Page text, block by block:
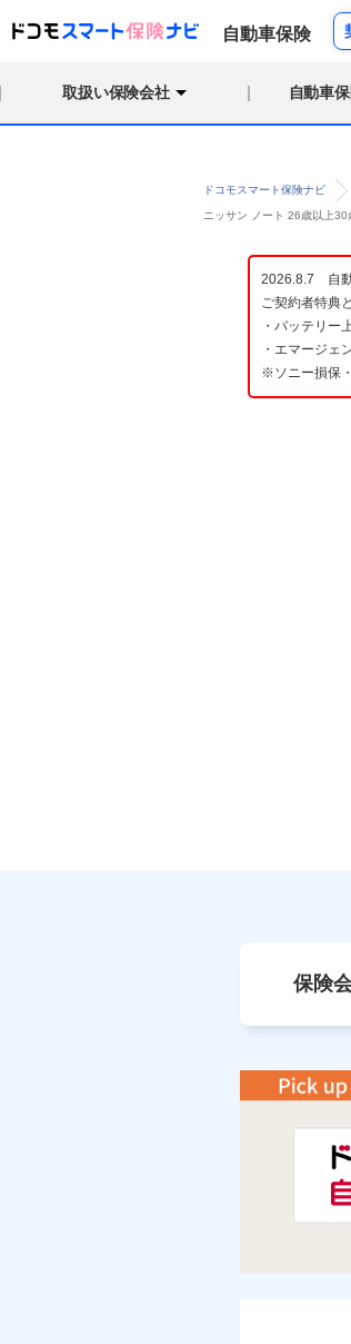
自動車保険
取扱い保険会社 自動車
ドコモスマート保険ナビ
ニッサン ノート 26歳以上30
2026.8.7 自
ご契約者特典
・バッテリー
・エマージェ
※ソニー損保
保険